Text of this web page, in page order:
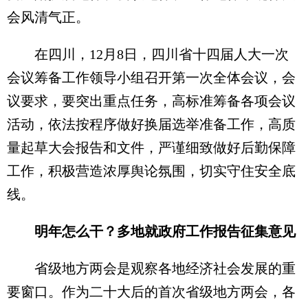
会风清气正。
在四川，12月8日，四川省十四届人大一次
会议筹备工作领导小组召开第一次全体会议，会
议要求，要突出重点任务，高标准筹备各项会议
活动，依法按程序做好换届选举准备工作，高质
量起草大会报告和文件，严谨细致做好后勤保障
工作，积极营造浓厚舆论氛围，切实守住安全底
线。
明年怎么干？多地就政府工作报告征集意见
省级地方两会是观察各地经济社会发展的重
要窗口。作为二十大后的首次省级地方两会，各